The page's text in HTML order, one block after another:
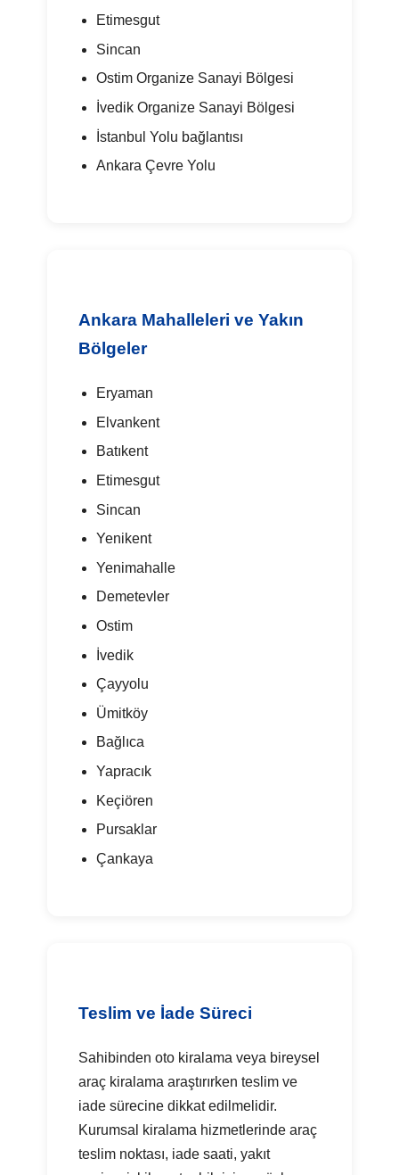
Etimesgut
Sincan
Ostim Organize Sanayi Bölgesi
İvedik Organize Sanayi Bölgesi
İstanbul Yolu bağlantısı
Ankara Çevre Yolu
Ankara Mahalleleri ve Yakın
Bölgeler
Eryaman
Elvankent
Batıkent
Etimesgut
Sincan
Yenikent
Yenimahalle
Demetevler
Ostim
İvedik
Çayyolu
Ümitköy
Bağlıca
Yapracık
Keçiören
Pursaklar
Çankaya
Teslim ve İade Süreci
Sahibinden oto kiralama veya bireysel
araç kiralama araştırırken teslim ve
iade sürecine dikkat edilmelidir.
Kurumsal kiralama hizmetlerinde araç
teslim noktası, iade saati, yakıt